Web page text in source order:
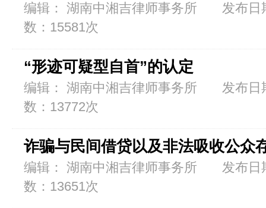
编辑： 湖南中湘吉律师事务所 发布
数：15581次
“形迹可疑型自首”的认定
编辑： 湖南中湘吉律师事务所 发布
数：13772次
诈骗与民间借贷以及非法吸收公众
编辑： 湖南中湘吉律师事务所 发布
数：13651次